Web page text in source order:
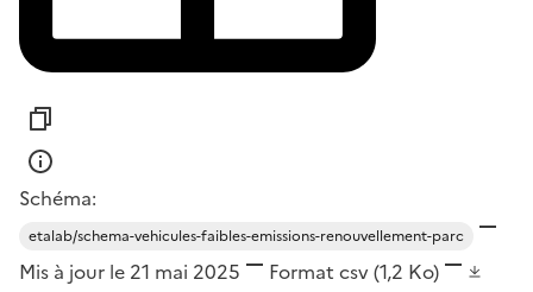
Schéma:
etalab/schema-vehicules-faibles-emissions-renouvellement-parc
Mis à jour le 21 mai 2025 Format csv(1,2 Ko)